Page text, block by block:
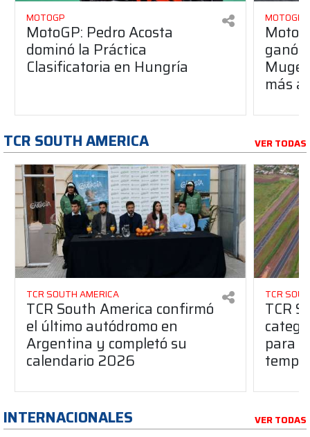
MOTOGP
MotoGP: Pedro Acosta
dominó la Práctica
Clasificatoria en Hungría
MOTOGP
ganó
más
TCR SOUTH AMERICA VER TODAS
TCR SOUTH AMERICA
TCR South America confirmó
el último autódromo en
Argentina y completó su
calendario 2026
TCR
TCR
para
INTERNACIONALES VER TODAS